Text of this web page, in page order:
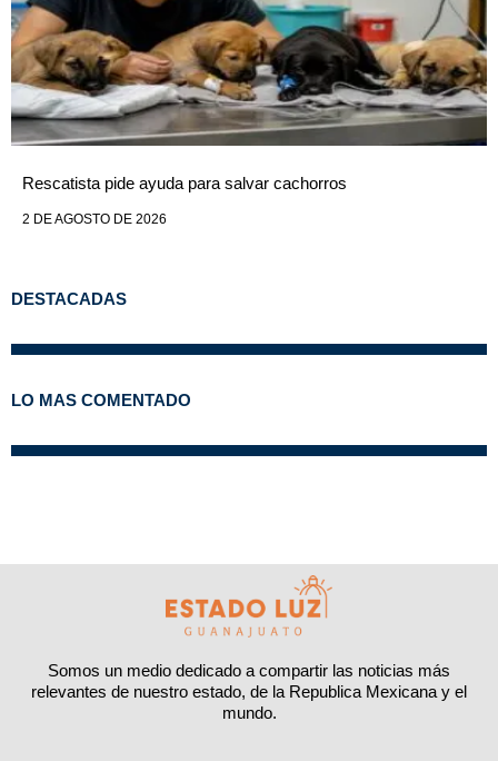
Rescatista pide ayuda para salvar cachorros
2 DE AGOSTO DE 2026
DESTACADAS
LO MAS COMENTADO
Somos un medio dedicado a compartir las noticias más
relevantes de nuestro estado, de la Republica Mexicana y el
mundo.